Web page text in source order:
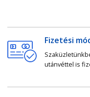
Fizetési